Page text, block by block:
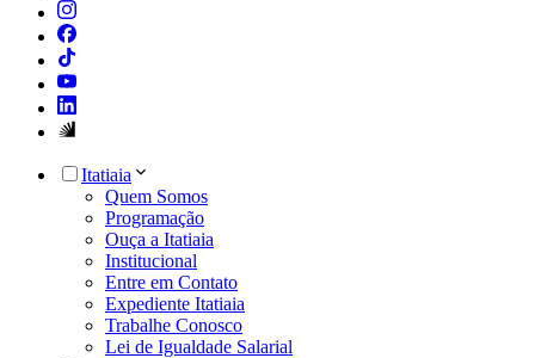
Itatiaia
Quem Somos
Programação
Ouça a Itatiaia
Institucional
Entre em Contato
Expediente Itatiaia
Trabalhe Conosco
Lei de Igualdade Salarial